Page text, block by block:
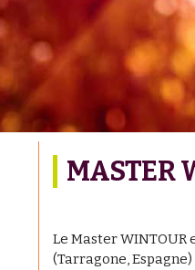
MASTER
Le Master
(Tarragone,